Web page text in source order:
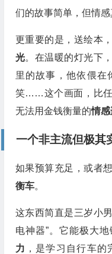
们的故事简单，但情感
更重要的是，送绘本
光。在温暖的灯光下
里的故事，他依偎在
笑……这个画面，比任
无法用金钱衡量的情感
一个非主流但极其
如果预算充足，或者
衡车。
这东西简直是三岁小
电神器”。它能极大
力 ，是学习自行车